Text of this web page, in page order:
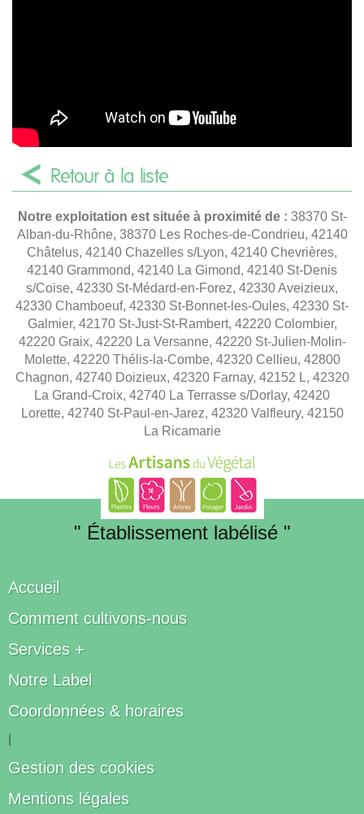
Retour à la liste
Notre exploitation est située à proximité de : 38370 St-
Alban-du-Rhône, 38370 Les Roches-de-Condrieu, 42140
Châtelus, 42140 Chazelles s/Lyon, 42140 Chevrières,
42140 Grammond, 42140 La Gimond, 42140 St-Denis
s/Coise, 42330 St-Médard-en-Forez, 42330 Aveizieux,
42330 Chamboeuf, 42330 St-Bonnet-les-Oules, 42330 St-
Galmier, 42170 St-Just-St-Rambert, 42220 Colombier,
42220 Graix, 42220 La Versanne, 42220 St-Julien-Molin-
Molette, 42220 Thélis-la-Combe, 42320 Cellieu, 42800
Chagnon, 42740 Doizieux, 42320 Farnay, 42152 L, 42320
La Grand-Croix, 42740 La Terrasse s/Dorlay, 42420
Lorette, 42740 St-Paul-en-Jarez, 42320 Valfleury, 42150
La Ricamarie
" Établissement labélisé "
Accueil
Comment cultivons-nous
Services +
Notre Label
Coordonnées & horaires
Gestion des cookies
Mentions légales